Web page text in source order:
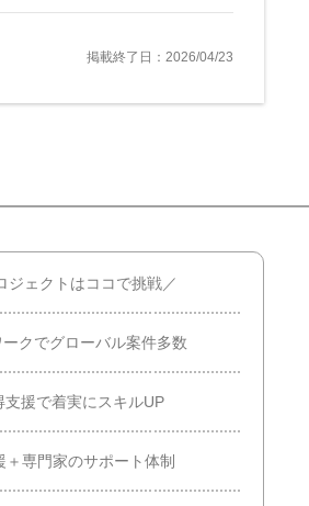
掲載終了日：2026/04/23
ジェクトはココで挑戦／
クでグローバル案件多数
援で着実にスキルUP
専門家のサポート体制